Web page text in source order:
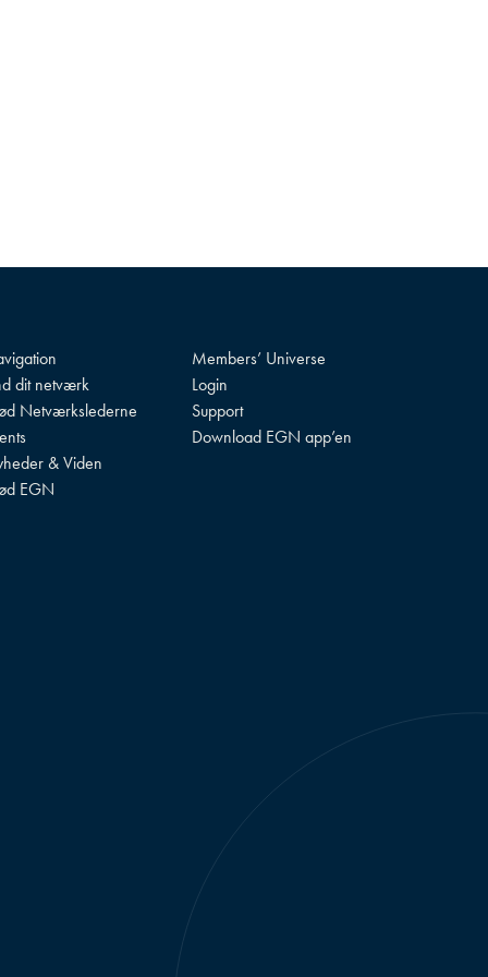
dit netværk
Netværkslederne
& Viden
EGN
Members’ Universe
Login
Support
Download EGN app’en